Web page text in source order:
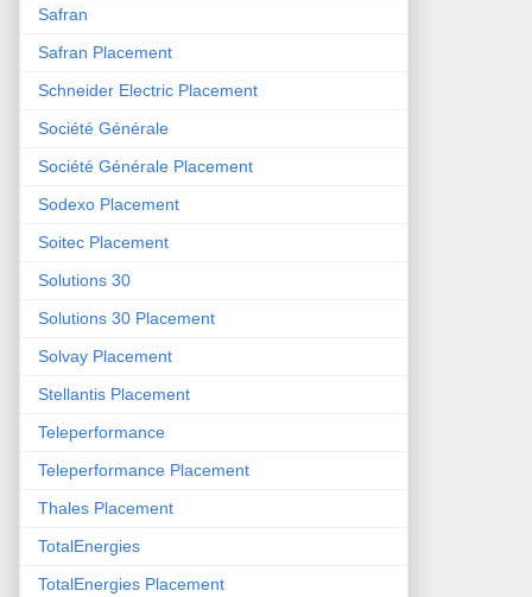
Safran
Safran Placement
Schneider Electric Placement
Société Générale
Société Générale Placement
Sodexo Placement
Soitec Placement
Solutions 30
Solutions 30 Placement
Solvay Placement
Stellantis Placement
Teleperformance
Teleperformance Placement
Thales Placement
TotalEnergies
TotalEnergies Placement